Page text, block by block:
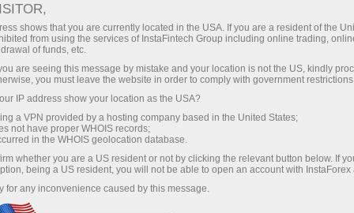
انسٹا فاریکس کی جانب
سے BMW X6 جیتیں
انسٹا فاریکس کی جانب سے BMW X6 جیتنے کی
مہم کا اختتام ہوا۔ اہم انعام طاقتور لگژری BMW
X6 ہے۔ BMW کا نمبر
18023
ہے جو 29 دسمبر
2017 کو فکس کیا گیا تھا۔ جیتنے والا اکاؤنٹ
ہے جس کا تعلق سلوواک ریپبلک،
shows that you are currently located in the USA. If you are a resident of the
from using the services of InstaFintech Group including online trading,
of funds, etc.
are seeing this message by mistake and your location is not the US, kindly
you must leave the website in order to comply with government
IP address show your location as the USA?
a VPN provided by a hosting company based in the United States;
not have proper WHOIS records;
in the WHOIS geolocation database.
whether you are a US resident or not by clicking the relevant button below. If
being a US resident, you will not be able to open an account with InstaForex
for any inconvenience caused by this message.